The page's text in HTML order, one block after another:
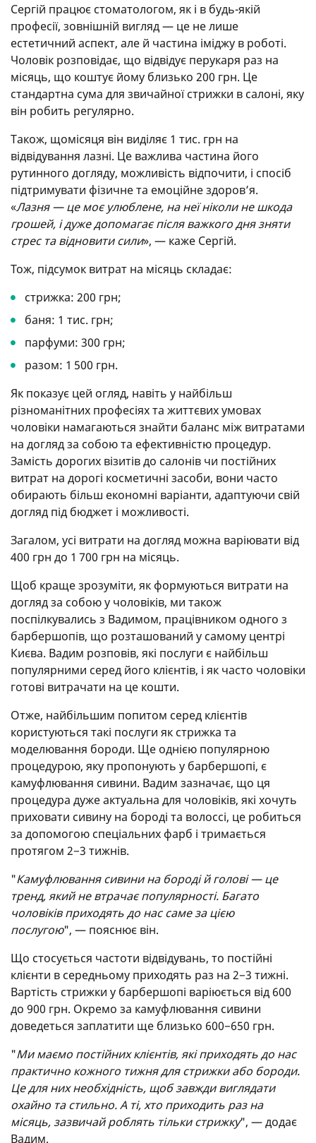
Сергій працює стоматологом, як і в будь-якій
професії, зовнішній вигляд — це не лише
естетичний аспект, але й частина іміджу в роботі.
Чоловік розповідає, що відвідує перукаря раз на
місяць, що коштує йому близько 200 грн. Це
стандартна сума для звичайної стрижки в салоні, яку
він робить регулярно.
Також, щомісяця він виділяє 1 тис. грн на
відвідування лазні. Це важлива частина його
рутинного догляду, можливість відпочити, і спосіб
підтримувати фізичне та емоційне здоров’я.
«Лазня — це моє улюблене, на неї ніколи не шкода
грошей, і дуже допомагає після важкого дня зняти
стрес та відновити сили», — каже Сергій.
Тож, підсумок витрат на місяць складає:
стрижка: 200 грн;
баня: 1 тис. грн;
парфуми: 300 грн;
разом: 1 500 грн.
Як показує цей огляд, навіть у найбільш
різноманітних професіях та життєвих умовах
чоловіки намагаються знайти баланс між витратами
на догляд за собою та ефективністю процедур.
Замість дорогих візитів до салонів чи постійних
витрат на дорогі косметичні засоби, вони часто
обирають більш економні варіанти, адаптуючи свій
догляд під бюджет і можливості.
Загалом, усі витрати на догляд можна варіювати від
400 грн до 1 700 грн на місяць.
Щоб краще зрозуміти, як формуються витрати на
догляд за собою у чоловіків, ми також
поспілкувались з Вадимом, працівником одного з
барбершопів, що розташований у самому центрі
Києва. Вадим розповів, які послуги є найбільш
популярними серед його клієнтів, і як часто чоловіки
готові витрачати на це кошти.
Отже, найбільшим попитом серед клієнтів
користуються такі послуги як стрижка та
моделювання бороди. Ще однією популярною
процедурою, яку пропонують у барбершопі, є
камуфлювання сивини. Вадим зазначає, що ця
процедура дуже актуальна для чоловіків, які хочуть
приховати сивину на бороді та волоссі, це робиться
за допомогою спеціальних фарб і тримається
протягом 2−3 тижнів.
"Камуфлювання сивини на бороді й голові — це
тренд, який не втрачає популярності. Багато
чоловіків приходять до нас саме за цією
послугою", — пояснює він.
Що стосується частоти відвідувань, то постійні
клієнти в середньому приходять раз на 2−3 тижні.
Вартість стрижки у барбершопі варіюється від 600
до 900 грн. Окремо за камуфлювання сивини
доведеться заплатити ще близько 600−650 грн.
"Ми маємо постійних клієнтів, які приходять до нас
практично кожного тижня для стрижки або бороди.
Це для них необхідність, щоб завжди виглядати
охайно та стильно. А ті, хто приходить раз на
місяць, зазвичай роблять тільки стрижку", — додає
Вадим.